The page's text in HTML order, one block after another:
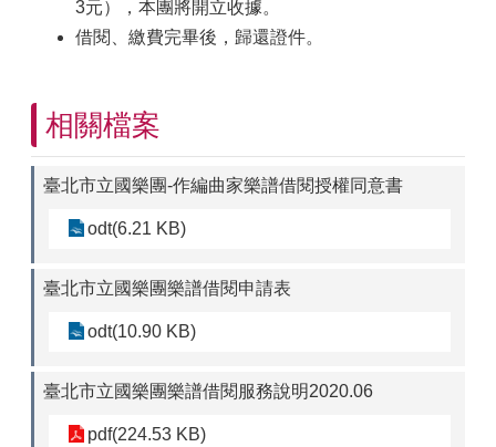
3元），本團將開立收據。
借閱、繳費完畢後，歸還證件。
相關檔案
臺北市立國樂團-作編曲家樂譜借閱授權同意書
odt(6.21 KB)
臺北市立國樂團樂譜借閱申請表
odt(10.90 KB)
臺北市立國樂團樂譜借閱服務說明2020.06
pdf(224.53 KB)